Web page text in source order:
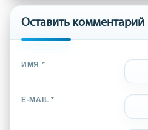
Оставить комментарий
ИМЯ *
E-MAIL *